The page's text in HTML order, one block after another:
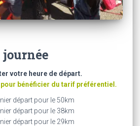
votre heure de départ.
bénéficier du tarif préférentiel.
départ pour le 50km
départ pour le 38km
départ pour le 29km